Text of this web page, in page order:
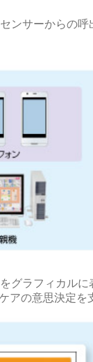
ンサーからの
グラフィカルに
アの意思決定を